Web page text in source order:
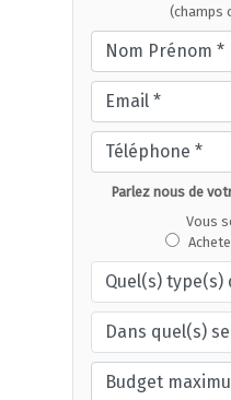
(champs
Parlez nous de
Vous
Quel(s) type(s)
Dans quel(s)